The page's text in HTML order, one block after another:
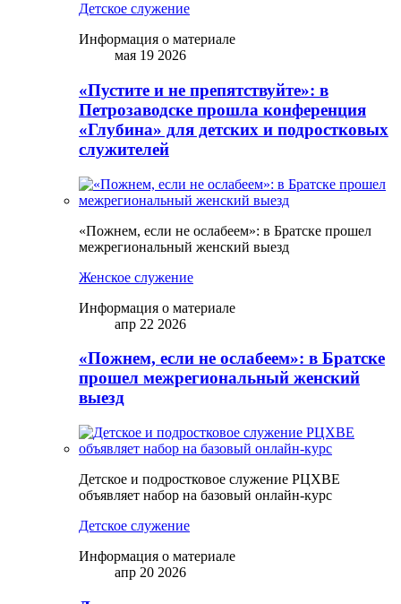
Детское служение
Информация о материале
мая 19 2026
«Пустите и не препятствуйте»: в
Петрозаводске прошла конференция
«Глубина» для детских и подростковых
служителей
«Пожнем, если не ослабеем»: в Братске прошел
межрегиональный женский выезд
Женское служение
Информация о материале
апр 22 2026
«Пожнем, если не ослабеем»: в Братске
прошел межрегиональный женский
выезд
Детское и подростковое служение РЦХВЕ
объявляет набор на базовый онлайн-курс
Детское служение
Информация о материале
апр 20 2026